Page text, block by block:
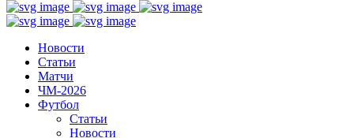
Новости
Статьи
Матчи
ЧМ-2026
Футбол
Статьи
Новости